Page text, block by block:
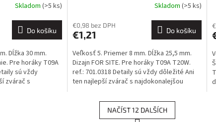
Skladom (>5 ks)
Do košíku
Dĺžka 30 mm.
Pre horáky T09A
sú vždy
zvárač s
Skladom (>5 ks)
€0,98 bez DPH
€1,21 Do košíku
Veľkosť 5. Priemer 8 mm. Dĺžka 25,5 mm.
Dizajn FOR SITE. Pre horáky T09A T20W.
ref.: 701.0318 Detaily sú vždy dôležité Ani
ten najlepší zvárač s najdokonalejšou
NAČÍST 12 DALŠÍCH